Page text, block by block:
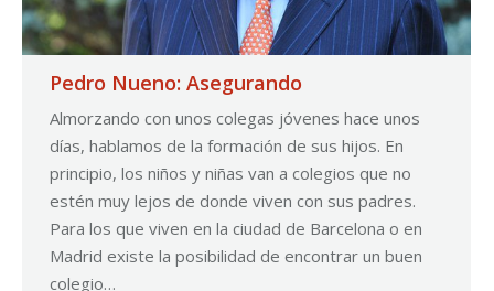
Pedro Nueno: Asegurando
Almorzando con unos colegas jóvenes hace unos
días, hablamos de la formación de sus hijos. En
principio, los niños y niñas van a colegios que no
estén muy lejos de donde viven con sus padres.
Para los que viven en la ciudad de Barcelona o en
Madrid existe la posibilidad de encontrar un buen
colegio…